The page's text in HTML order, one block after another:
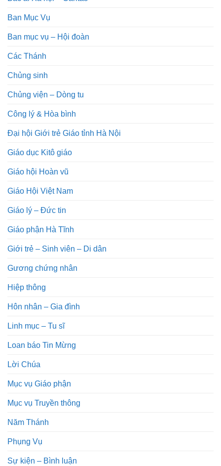
Ban Mục Vụ
Ban mục vụ – Hội đoàn
Các Thánh
Chủng sinh
Chủng viện – Dòng tu
Công lý & Hòa bình
Đại hội Giới trẻ Giáo tỉnh Hà Nội
Giáo dục Kitô giáo
Giáo hội Hoàn vũ
Giáo Hội Việt Nam
Giáo lý – Đức tin
Giáo phận Hà Tĩnh
Giới trẻ – Sinh viên – Di dân
Gương chứng nhân
Hiệp thông
Hôn nhân – Gia đình
Linh mục – Tu sĩ
Loan báo Tin Mừng
Lời Chúa
Mục vụ Giáo phận
Mục vụ Truyền thông
Năm Thánh
Phụng Vụ
Sự kiện – Bình luận